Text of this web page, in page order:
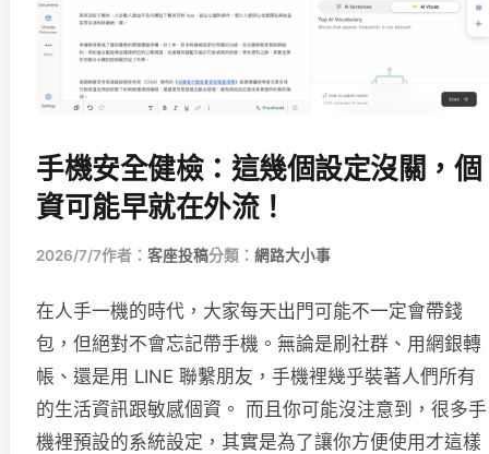
手機安全健檢：這幾個設定沒關，個
資可能早就在外流！
2026/7/7作者： 客座投稿分類： 網路大小事
在人手一機的時代，大家每天出門可能不一定會帶錢
包，但絕對不會忘記帶手機。無論是刷社群、用網銀轉
帳、還是用 LINE 聯繫朋友，手機裡幾乎裝著人們所有
的生活資訊跟敏感個資。 而且你可能沒注意到，很多手
機裡預設的系統設定，其實是為了讓你方便使用才這樣